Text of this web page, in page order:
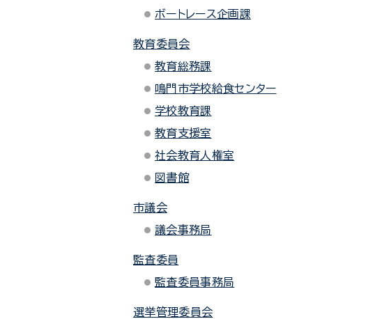
ボートレース企画課
教育委員会
教育総務課
鳴門市学校給食センター
学校教育課
教育支援室
社会教育人権室
図書館
市議会
議会事務局
監査委員
監査委員事務局
選挙管理委員会